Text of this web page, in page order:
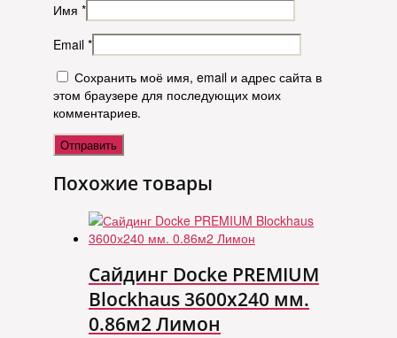
Имя *
Email *
Сохранить моё имя, email и адрес сайта в
этом браузере для последующих моих
комментариев.
Похожие товары
Сайдинг Docke PREMIUM
Blockhaus 3600х240 мм.
0.86м2 Лимон